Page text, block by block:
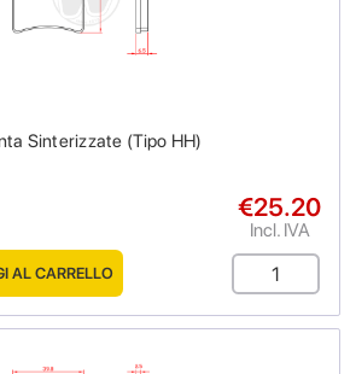
Sinterizzate (Tipo HH)
€25.20
Incl. IVA
AL CARRELLO